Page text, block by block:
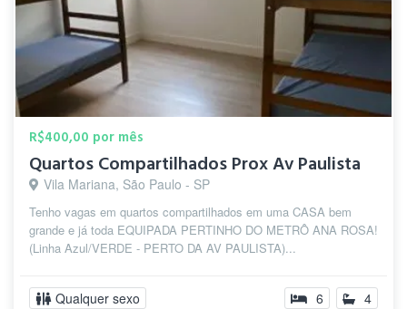
R$400,00 por mês
Quartos Compartilhados Prox Av Paulista
Vila Mariana, São Paulo - SP
Tenho vagas em quartos compartilhados em uma CASA bem
grande e já toda EQUIPADA PERTINHO DO METRÔ ANA ROSA!
(Linha Azul/VERDE - PERTO DA AV PAULISTA)...
Qualquer sexo 6 4